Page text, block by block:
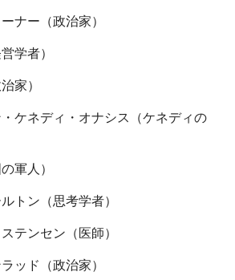
ナー（政治家）
学者）
家）
ケネディ・オナシス（ケネディの
軍人）
トン（思考学者）
テンセン（医師）
ッド（政治家）